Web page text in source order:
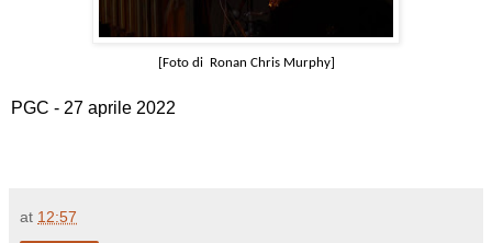
Foto di Ronan Chris Murphy]
PGC - 27 aprile 2022
at 12:57